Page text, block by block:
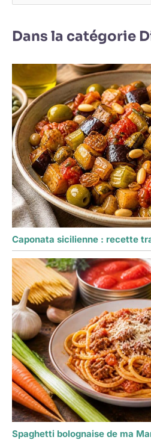
Dans la catégorie
Caponata sicilienne : recette
Spaghetti bolognaise de ma